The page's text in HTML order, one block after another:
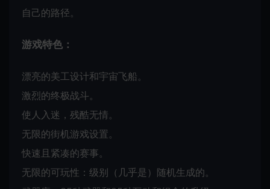
自己的路径。
游戏特色：
漂亮的美工设计和宇宙飞船。
激烈的终极战斗。
使人入迷，残酷无情。
无限的街机游戏设置。
快速且紧凑的赛事。
无限的可玩性：级别（几乎是）随机生成的。